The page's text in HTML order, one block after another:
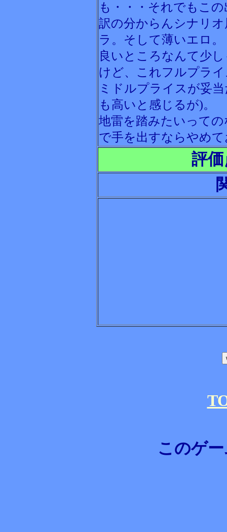
も・・・それでもこ
訳の分からんシナリ
ラ。そして薄いエロ。
良いところなんて少
けど、これフルプラ
ミドルプライスが妥
も高いと感じるが)。
地雷を踏みたいって
で手を出すならやめ
評
このゲ